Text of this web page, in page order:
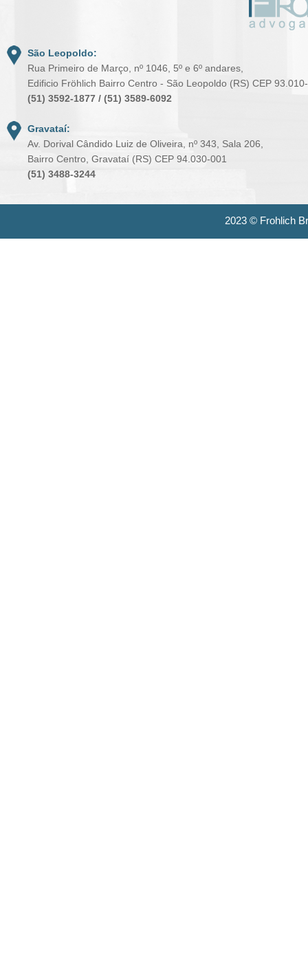
São Leopoldo:
Rua Primeiro de Março, nº 1046, 5º e 6º andares,
Edificio Fröhlich Bairro Centro - São Leopoldo (RS) CEP
(51) 3592-1877 / (51) 3589-6092
Gravataí:
Av. Dorival Cândido Luiz de Oliveira, nº 343, Sala 206,
Bairro Centro, Gravataí (RS) CEP 94.030-001
(51) 3488-3244
2023 © Frohlich